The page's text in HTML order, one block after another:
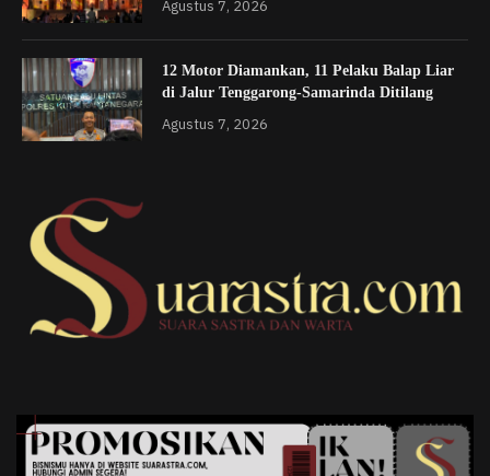
Agustus 7, 2026
12 Motor Diamankan, 11 Pelaku Balap Liar
di Jalur Tenggarong-Samarinda Ditilang
Agustus 7, 2026